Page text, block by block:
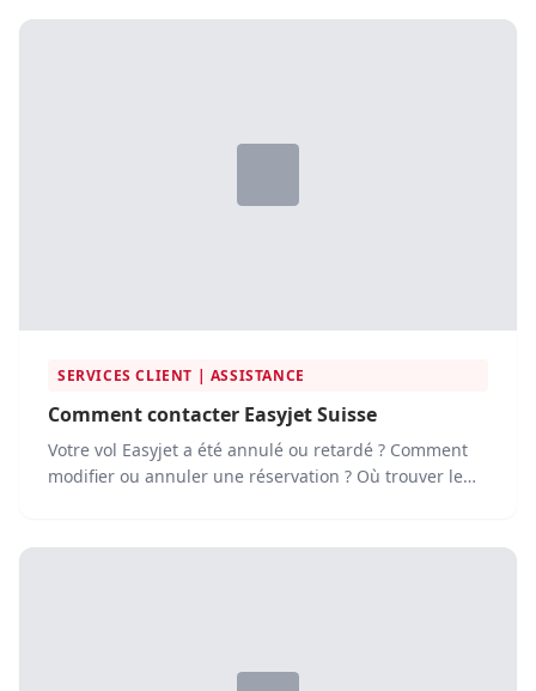
SERVICES CLIENT | ASSISTANCE
Comment contacter Easyjet Suisse
Votre vol Easyjet a été annulé ou retardé ? Comment
modifier ou annuler une réservation ? Où trouver le